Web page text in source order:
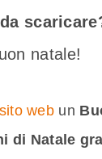
natale!
sito web un
di Natale